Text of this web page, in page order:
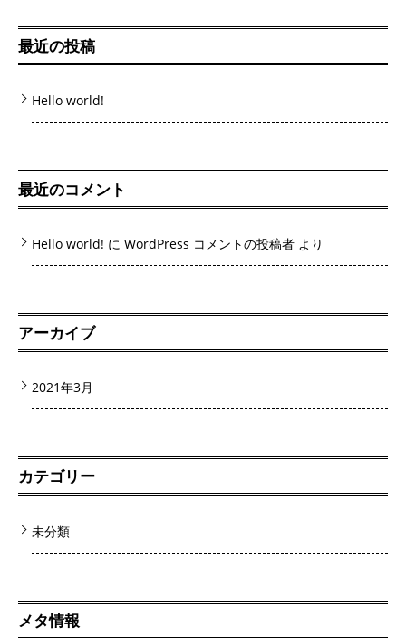
最近の投稿
Hello world!
最近のコメント
Hello world! に WordPress コメントの投稿者 より
アーカイブ
2021年3月
カテゴリー
未分類
メタ情報